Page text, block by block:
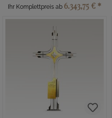
Ihr Komplettpreis ab 6.343,75 € *